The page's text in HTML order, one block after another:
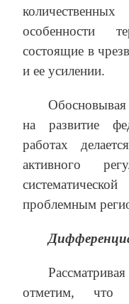
особенности
состоящие в
и ее усилении.
на развитие
работах
активного
проблемным
отметим, что